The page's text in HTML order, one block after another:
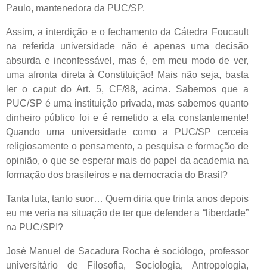
Paulo, mantenedora da PUC/SP.
Assim, a interdição e o fechamento da Cátedra Foucault
na referida universidade não é apenas uma decisão
absurda e inconfessável, mas é, em meu modo de ver,
uma afronta direta à Constituição! Mais não seja, basta
ler o caput do Art. 5, CF/88, acima. Sabemos que a
PUC/SP é uma instituição privada, mas sabemos quanto
dinheiro público foi e é remetido a ela constantemente!
Quando uma universidade como a PUC/SP cerceia
religiosamente o pensamento, a pesquisa e formação de
opinião, o que se esperar mais do papel da academia na
formação dos brasileiros e na democracia do Brasil?
Tanta luta, tanto suor… Quem diria que trinta anos depois
eu me veria na situação de ter que defender a “liberdade”
na PUC/SP!?
José Manuel de Sacadura Rocha é sociólogo, professor
universitário de Filosofia, Sociologia, Antropologia,